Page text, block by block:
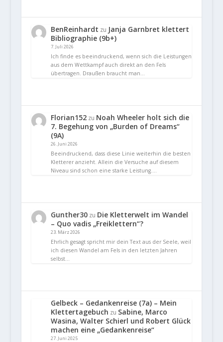
BenReinhardt zu Janja Garnbret klettert
Bibliographie (9b+)
7. Juli 2026
Ich finde es beeindruckend, wenn sich die Leistungen
aus dem Wettkampf auch direkt an den Fels
übertragen. Draußen braucht man…
Florian152zu Noah Wheeler holt sich die
7. Begehung von „Burden of Dreams“
(9A)
26. Juni 2026
Beeindruckend, dass diese Linie weiterhin die besten
Kletterer anzieht. Allein die Versuche auf diesem
Niveau sind schon eine starke Leistung.…
Gunther30zu Die Kletterwelt im Wandel
– Quo vadis „Freiklettern“?
23. März 2026
Ehrlich gesagt spricht mir dein Text aus der Seele, weil
ich diesen Wandel am Fels in den letzten Jahren
selbst…
Gelbeck – Gedankenreise (7a) – Mein
Klettertagebuch zu Sabine, Marco
Wasina, Walter Schierl und Robert Glück
machen eine „Gedankenreise“
27. Juni 2025